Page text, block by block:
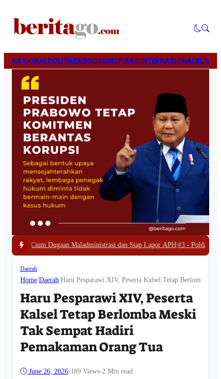
NATIONALPOLITIKEKONOMIINSPIRASIINTERNASIONAL
Maladministrasi dan Siap Lapor APH|#3 -Polda Papua Barat Bongkar
Daerah
Home/Daerah/‎Haru Pesparawi XIV, Peserta Kalsel Tetap Berlomba
‎Haru Pesparawi XIV, Peserta
Kalsel Tetap Berlomba Meski
Tak Sempat Hadiri
Pemakaman Orang Tua
June 26, 2026•189 Views•2 Min read